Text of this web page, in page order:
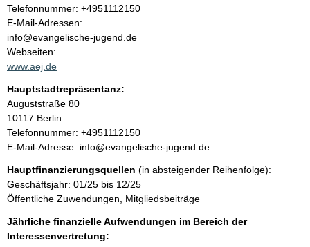
K
o
n
t
a
t
i
n
o
r
m
a
i
o
Telefonnummer: +4951112150
E-Mail-Adressen:
info@evangelische-jugend.de
Webseiten:
www.aej.de
Hauptstadtrepräsentanz:
A
d
r
e
s
e
Auguststraße 80
10117 Berlin
K
o
t
a
k
t
i
Telefonnummer: +4951112150
E-Mail-Adresse: info@evangelische-jugend.de
Hauptfinanzierungsquellen (in absteigender Reihenfolge):
Geschäftsjahr: 01/25 bis 12/25
Öffentliche Zuwendungen, Mitgliedsbeiträge
Jährliche finanzielle Aufwendungen im Bereich der
Interessenvertretung: